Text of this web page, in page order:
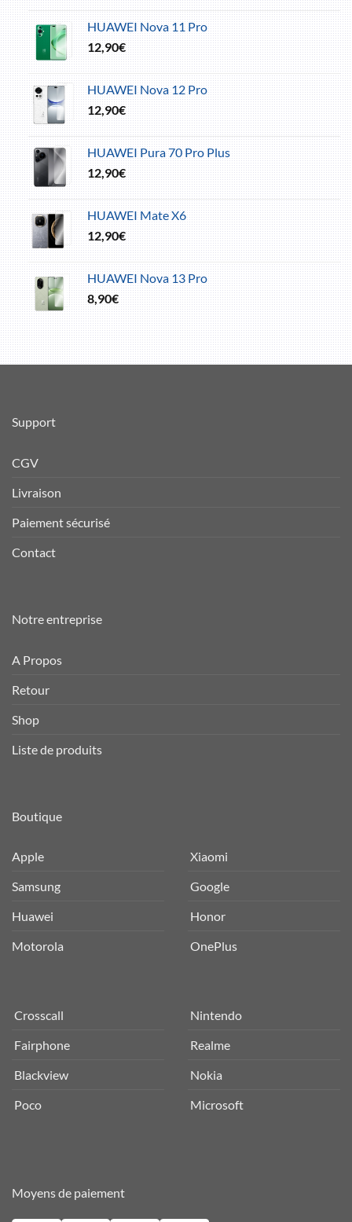
HUAWEI Nova 11 Pro
12,90€
HUAWEI Nova 12 Pro
12,90€
HUAWEI Pura 70 Pro Plus
12,90€
HUAWEI Mate X6
12,90€
HUAWEI Nova 13 Pro
8,90€
Support
CGV
Livraison
Paiement sécurisé
Contact
Notre entreprise
A Propos
Retour
Shop
Liste de produits
Boutique
Apple
Samsung
Huawei
Motorola
Xiaomi
Google
Honor
OnePlus
Crosscall
Fairphone
Blackview
Poco
Nintendo
Realme
Nokia
Microsoft
Moyens de paiement